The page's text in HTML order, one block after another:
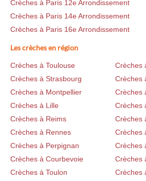
Crèches à Paris 12e Arrondissement
Crèches à Paris 14e Arrondissement
Crèches à Paris 16e Arrondissement
Les crèches en région
Crèches à Toulouse
Crèches
Crèches à Strasbourg
Crèches
Crèches à Montpellier
Crèches
Crèches à Lille
Crèches
Crèches à Reims
Crèches
Crèches à Rennes
Crèches
Crèches à Perpignan
Crèches
Crèches à Courbevoie
Crèches
Crèches à Toulon
Crèches